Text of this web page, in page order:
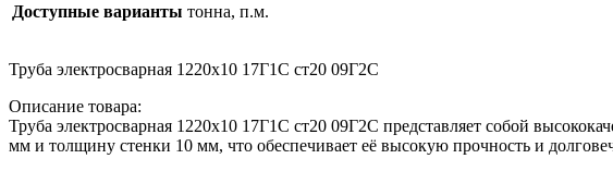
Доступные варианты тонна, п.м.
Труба электросварная 1220х10 17Г1С ст20 09Г2С
Описание товара:
Труба электросварная 1220х10 17Г1С ст20 09Г2С представляет собой
мм и толщину стенки 10 мм, что обеспечивает её высокую прочность и